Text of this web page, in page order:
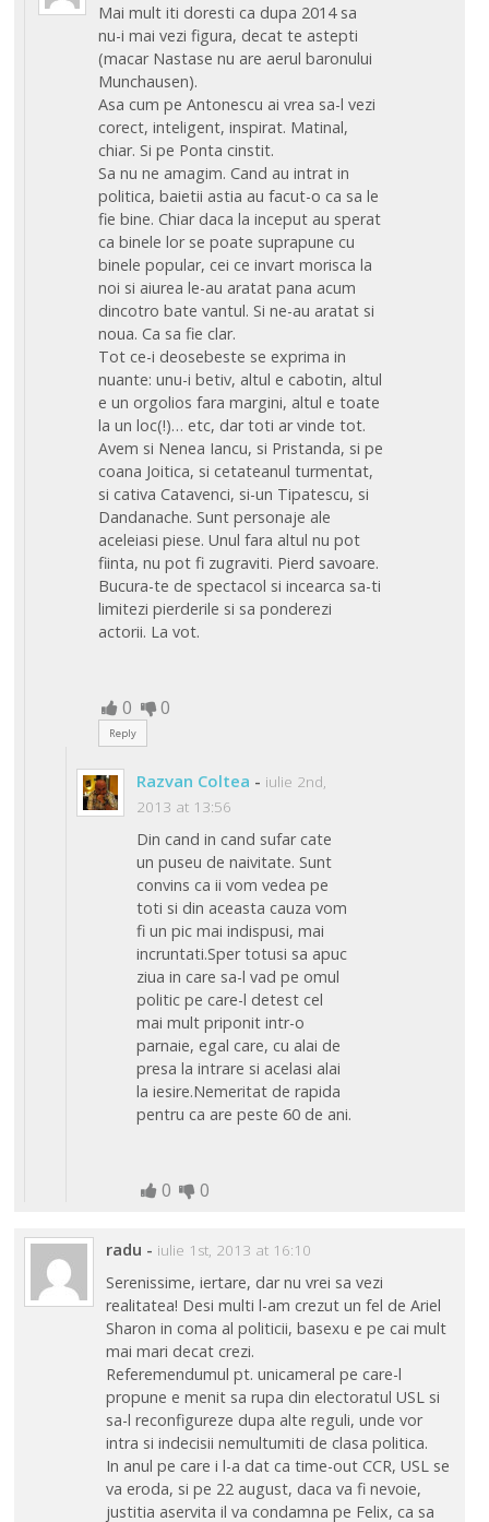
Mai mult iti doresti ca dupa 2014 sa
nu-i mai vezi figura, decat te astepti
(macar Nastase nu are aerul baronului
Munchausen).
Asa cum pe Antonescu ai vrea sa-l vezi
corect, inteligent, inspirat. Matinal,
chiar. Si pe Ponta cinstit.
Sa nu ne amagim. Cand au intrat in
politica, baietii astia au facut-o ca sa le
fie bine. Chiar daca la inceput au sperat
ca binele lor se poate suprapune cu
binele popular, cei ce invart morisca la
noi si aiurea le-au aratat pana acum
dincotro bate vantul. Si ne-au aratat si
noua. Ca sa fie clar.
Tot ce-i deosebeste se exprima in
nuante: unu-i betiv, altul e cabotin, altul
e un orgolios fara margini, altul e toate
la un loc(!)… etc, dar toti ar vinde tot.
Avem si Nenea Iancu, si Pristanda, si pe
coana Joitica, si cetateanul turmentat,
si cativa Catavenci, si-un Tipatescu, si
Dandanache. Sunt personaje ale
aceleiasi piese. Unul fara altul nu pot
fiinta, nu pot fi zugraviti. Pierd savoare.
Bucura-te de spectacol si incearca sa-ti
limitezi pierderile si sa ponderezi
actorii. La vot.
0 0
Reply
Razvan Coltea - iulie 2nd,
2013 at 13:56
Din cand in cand sufar cate
un puseu de naivitate. Sunt
convins ca ii vom vedea pe
toti si din aceasta cauza vom
fi un pic mai indispusi, mai
incruntati.Sper totusi sa apuc
ziua in care sa-l vad pe omul
politic pe care-l detest cel
mai mult priponit intr-o
parnaie, egal care, cu alai de
presa la intrare si acelasi alai
la iesire.Nemeritat de rapida
pentru ca are peste 60 de ani.
0 0
radu - iulie 1st, 2013 at 16:10
Serenissime, iertare, dar nu vrei sa vezi
realitatea! Desi multi l-am crezut un fel de Ariel
Sharon in coma al politicii, basexu e pe cai mult
mai mari decat crezi.
Referemendumul pt. unicameral pe care-l
propune e menit sa rupa din electoratul USL si
sa-l reconfigureze dupa alte reguli, unde vor
intra si indecisii nemultumiti de clasa politica.
In anul pe care i l-a dat ca time-out CCR, USL se
va eroda, si pe 22 august, daca va fi nevoie,
justitia aservita il va condamna pe Felix, ca sa